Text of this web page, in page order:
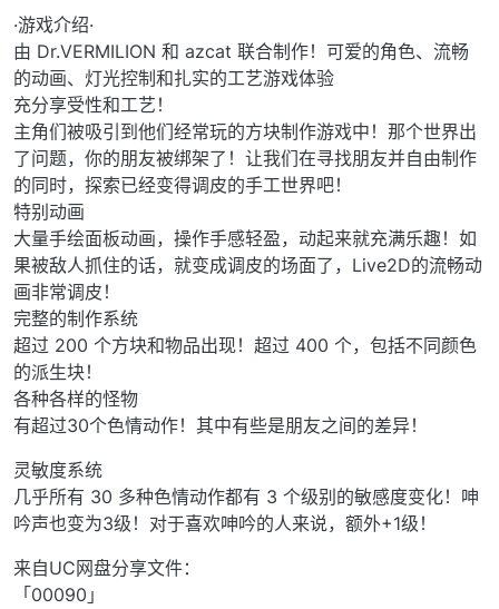
·游戏介绍·
由 Dr.VERMILION 和 azcat 联合制作！可爱的角色、流畅
的动画、灯光控制和扎实的工艺游戏体验
充分享受性和工艺！
主角们被吸引到他们经常玩的方块制作游戏中！那个世界出
了问题，你的朋友被绑架了！让我们在寻找朋友并自由制作
的同时，探索已经变得调皮的手工世界吧！
特别动画
大量手绘面板动画，操作手感轻盈，动起来就充满乐趣！如
果被敌人抓住的话，就变成调皮的场面了，Live2D的流畅动
画非常调皮！
完整的制作系统
超过 200 个方块和物品出现！超过 400 个，包括不同颜色
的派生块！
各种各样的怪物
有超过30个色情动作！其中有些是朋友之间的差异！
灵敏度系统
几乎所有 30 多种色情动作都有 3 个级别的敏感度变化！呻
吟声也变为3级！对于喜欢呻吟的人来说，额外+1级！
来自UC网盘分享文件：
「00090」